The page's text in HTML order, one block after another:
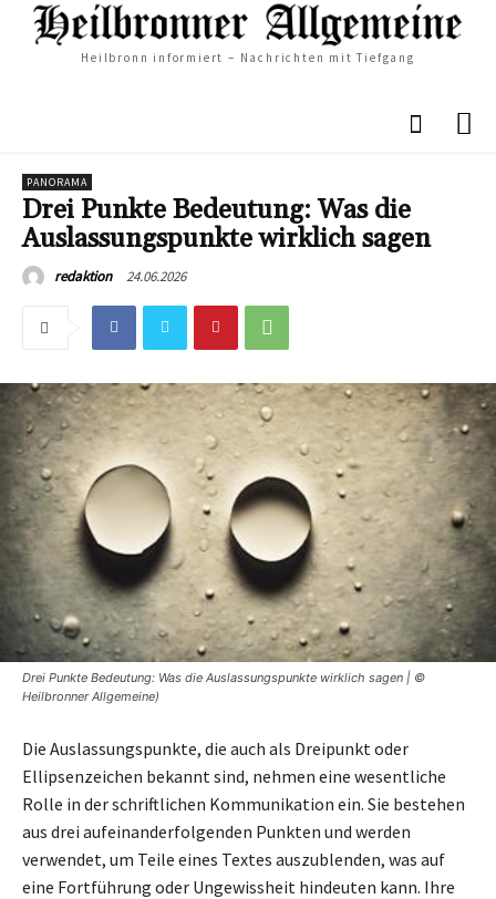
Heilbronn informiert – Nachrichten mit Tiefgang
PANORAMA
Drei Punkte Bedeutung: Was die
Auslassungspunkte wirklich sagen
redaktion 24.06.2026
Drei Punkte Bedeutung: Was die Auslassungspunkte wirklich sagen | ©
Heilbronner Allgemeine)
Die Auslassungspunkte, die auch als Dreipunkt oder
Ellipsenzeichen bekannt sind, nehmen eine wesentliche
Rolle in der schriftlichen Kommunikation ein. Sie bestehen
aus drei aufeinanderfolgenden Punkten und werden
verwendet, um Teile eines Textes auszublenden, was auf
eine Fortführung oder Ungewissheit hindeuten kann. Ihre